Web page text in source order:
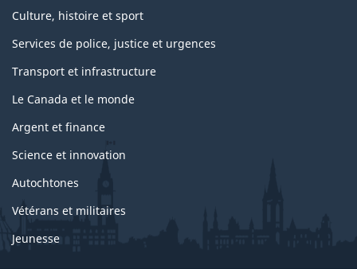
Culture, histoire et sport
Services de police, justice et urgences
Transport et infrastructure
Le Canada et le monde
Argent et finance
Science et innovation
Autochtones
Vétérans et militaires
Jeunesse